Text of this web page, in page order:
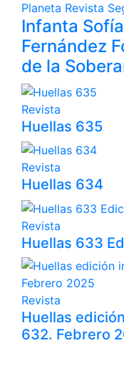
Planeta Revista
Infanta
Fernández
de la
Revista
Huellas 635
Revista
Huellas 634
Revista
Huellas 633
Revista
Huellas
632. Febrero